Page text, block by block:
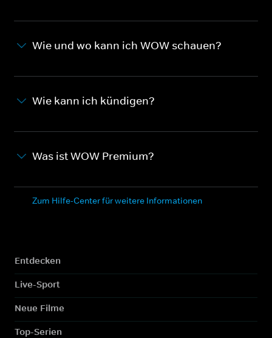
Wie und wo kann ich WOW schauen?
Wie kann ich kündigen?
Was ist WOW Premium?
Zum Hilfe-Center für weitere Informationen
Entdecken
Live-Sport
Neue Filme
Top-Serien